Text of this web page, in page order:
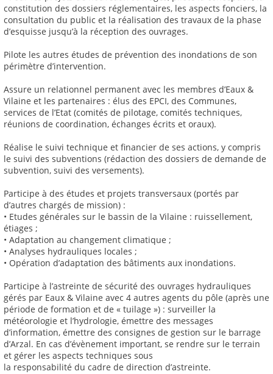
constitution des dossiers réglementaires, les aspects fonciers, la
consultation du public et la réalisation des travaux de la phase
d’esquisse jusqu’à la réception des ouvrages.
Pilote les autres études de prévention des inondations de son
périmètre d’intervention.
Assure un relationnel permanent avec les membres d’Eaux &
Vilaine et les partenaires : élus des EPCI, des Communes,
services de l’Etat (comités de pilotage, comités techniques,
réunions de coordination, échanges écrits et oraux).
Réalise le suivi technique et financier de ses actions, y compris
le suivi des subventions (rédaction des dossiers de demande de
subvention, suivi des versements).
Participe à des études et projets transversaux (portés par
d’autres chargés de mission) :
• Etudes générales sur le bassin de la Vilaine : ruissellement,
étiages ;
• Adaptation au changement climatique ;
• Analyses hydrauliques locales ;
• Opération d’adaptation des bâtiments aux inondations.
Participe à l’astreinte de sécurité des ouvrages hydrauliques
gérés par Eaux & Vilaine avec 4 autres agents du pôle (après une
période de formation et de « tuilage ») : surveiller la
météorologie et l’hydrologie, émettre des messages
d’information, émettre des consignes de gestion sur le barrage
d’Arzal. En cas d’évènement important, se rendre sur le terrain
et gérer les aspects techniques sous
la responsabilité du cadre de direction d’astreinte.